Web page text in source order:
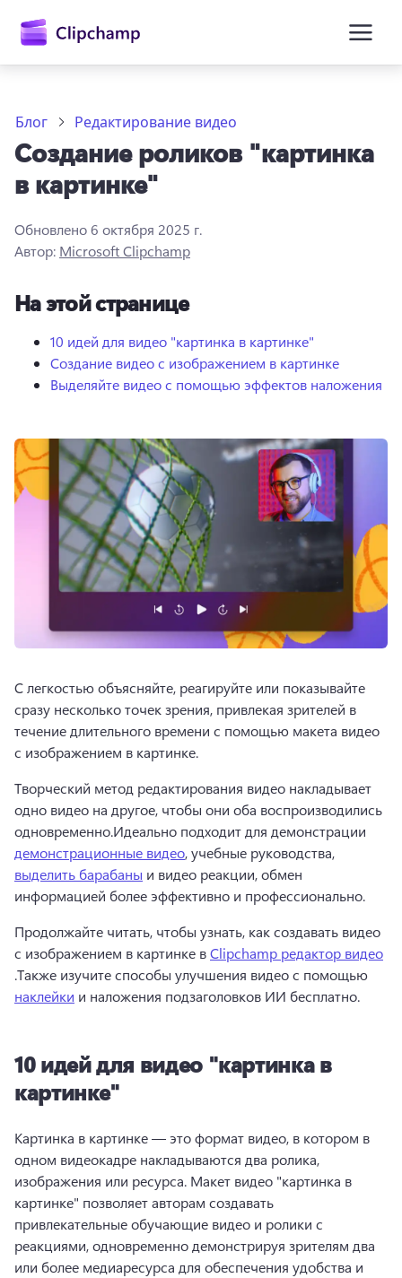
содержимому
Попробовать бесплатно
Блог Редактирование видео
Создание роликов "картинка
в картинке"
Обновлено6 октября 2025 г.
Автор: Microsoft Clipchamp
На этой странице
10 идей для видео "картинка в картинке"
Создание видео с изображением в картинке
Выделяйте видео с помощью эффектов наложения
С легкостью объясняйте, реагируйте или показывайте
сразу несколько точек зрения, привлекая зрителей в
течение длительного времени с помощью макета видео
с изображением в картинке.
Творческий метод редактирования видео накладывает
одно видео на другое, чтобы они оба воспроизводились
одновременно.Идеально подходит для демонстрации
демонстрационные видео, учебные руководства,
выделить барабаны и видео реакции, обмен
информацией более эффективно и профессионально.
Продолжайте читать, чтобы узнать, как создавать видео
с изображением в картинке в Clipchamp редактор видео
.Также изучите способы улучшения видео с помощью
наклейки и наложения подзаголовков ИИ бесплатно.
10 идей для видео "картинка в
картинке"
Картинка в картинке — это формат видео, в котором в
одном видеокадре накладываются два ролика,
изображения или ресурса. Макет видео "картинка в
картинке" позволяет авторам создавать
привлекательные обучающие видео и ролики с
реакциями, одновременно демонстрируя зрителям два
или более медиаресурса для обеспечения удобства и